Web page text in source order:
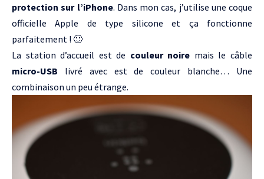
protection sur l’iPhone. Dans mon cas, j’utilise une coque
officielle Apple de type silicone et ça fonctionne
parfaitement ! 🙂
La station d’accueil est de couleur noire mais le câble
micro-USB livré avec est de couleur blanche… Une
combinaison un peu étrange.